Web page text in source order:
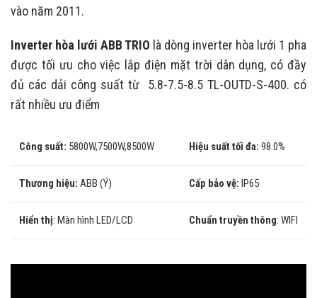
vào năm 2011.
Inverter hòa lưới ABB TRIO là dòng inverter hòa lưới 1 pha
được tối ưu cho việc lắp điện mặt trời dân dụng, có đầy
đủ các dải công suất từ 5.8-7.5-8.5 TL-OUTD-S-400. có
rất nhiều ưu điểm
Công suất: 5800W,7500W,8500W Hiệu suất tối đa: 98.0%
Thương hiệu: ABB (Ý) Cấp bảo vệ: IP65
Hiển thị: Màn hình LED/LCD Chuẩn truyền thông: WIFI